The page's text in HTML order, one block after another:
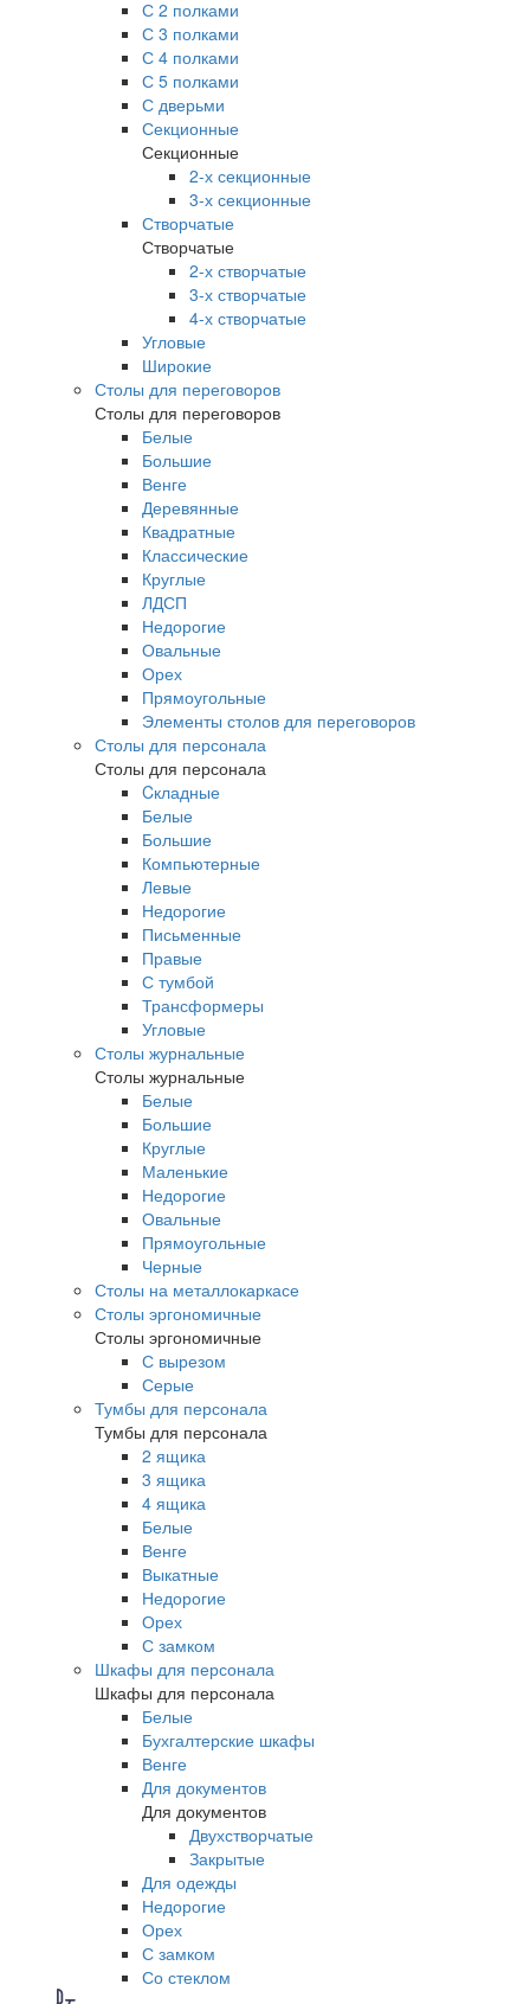
С 2 полками
С 3 полками
С 4 полками
С 5 полками
С дверьми
Секционные
Секционные
2-х секционные
3-х секционные
Створчатые
Створчатые
2-х створчатые
3-х створчатые
4-х створчатые
Угловые
Широкие
Столы для переговоров
Столы для переговоров
Белые
Большие
Венге
Деревянные
Квадратные
Классические
Круглые
ЛДСП
Недорогие
Овальные
Орех
Прямоугольные
Элементы столов для переговоров
Столы для персонала
Столы для персонала
Cкладные
Белые
Большие
Компьютерные
Левые
Недорогие
Письменные
Правые
С тумбой
Трансформеры
Угловые
Столы журнальные
Столы журнальные
Белые
Большие
Круглые
Маленькие
Недорогие
Овальные
Прямоугольные
Черные
Столы на металлокаркасе
Столы эргономичные
Столы эргономичные
С вырезом
Серые
Тумбы для персонала
Тумбы для персонала
2 ящика
3 ящика
4 ящика
Белые
Венге
Выкатные
Недорогие
Орех
С замком
Шкафы для персонала
Шкафы для персонала
Белые
Бухгалтерские шкафы
Венге
Для документов
Для документов
Двухстворчатые
Закрытые
Для одежды
Недорогие
Орех
С замком
Со стеклом